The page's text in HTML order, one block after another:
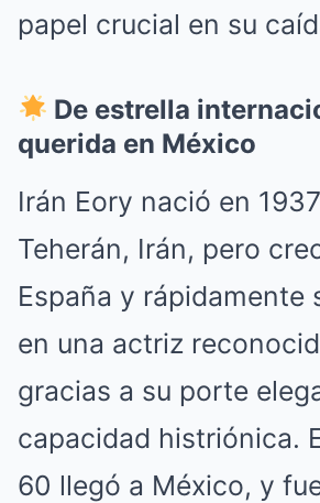
papel crucial en su
De estrella
querida en México
Irán Eory nació en
Teherán, Irán, pero
España y rápidamente
en una actriz
gracias a su porte
capacidad histriónica.
60 llegó a México, y